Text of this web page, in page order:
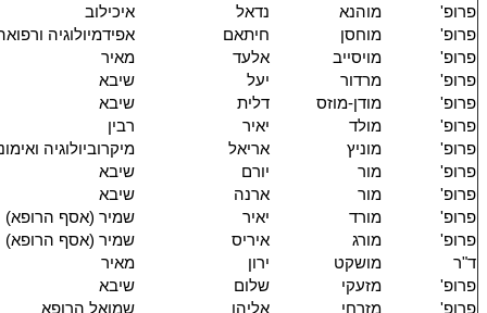
פרופ'
מוהנא נדאל
איכילוב
פרופ'
מוחסן חיתאם
אפידמיולוגיה
פרופ'
מויסייב אלעד
מאיר
פרופ'
מרדור יעל
שיבא
פרופ'
מודן-מוזס דלית
שיבא
פרופ'
מולד יאיר
רבין
פרופ'
מוניץ אריאל
מיקרוביולוגיה
פרופ'
מור יורם
שיבא
פרופ'
מור ארנה
שיבא
פרופ'
מורד יאיר
שמיר (אסף הרופא)
פרופ'
מורג איריס
שמיר (אסף הרופא)
ד"ר
מושקט ירון
מאיר
פרופ'
מזעקי שלום
שיבא
פרופ'
מזרחי אליהו
שמואל הרופא